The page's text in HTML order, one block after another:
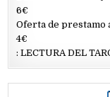
6€
Oferta de prestamo
4€
: LECTURA DEL